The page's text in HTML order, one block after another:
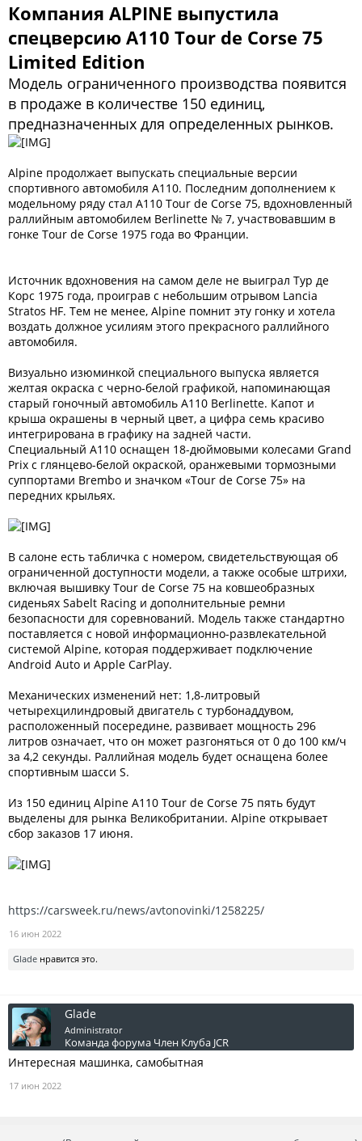
Компания ALPINE выпустила
спецверсию A110 Tour de Corse 75
Limited Edition
Модель ограниченного производства появится
в продаже в количестве 150 единиц,
предназначенных для определенных рынков.
Alpine продолжает выпускать специальные версии
спортивного автомобиля A110. Последним дополнением к
модельному ряду стал A110 Tour de Corse 75, вдохновленный
раллийным автомобилем Berlinette № 7, участвовавшим в
гонке Tour de Corse 1975 года во Франции.
Источник вдохновения на самом деле не выиграл Тур де
Корс 1975 года, проиграв с небольшим отрывом Lancia
Stratos HF. Тем не менее, Alpine помнит эту гонку и хотела
воздать должное усилиям этого прекрасного раллийного
автомобиля.
Визуально изюминкой специального выпуска является
желтая окраска с черно-белой графикой, напоминающая
старый гоночный автомобиль A110 Berlinette. Капот и
крыша окрашены в черный цвет, а цифра семь красиво
интегрирована в графику на задней части.
Специальный A110 оснащен 18-дюймовыми колесами Grand
Prix с глянцево-белой окраской, оранжевыми тормозными
суппортами Brembo и значком «Tour de Corse 75» на
передних крыльях.
В салоне есть табличка с номером, свидетельствующая об
ограниченной доступности модели, а также особые штрихи,
включая вышивку Tour de Corse 75 на ковшеобразных
сиденьях Sabelt Racing и дополнительные ремни
безопасности для соревнований. Модель также стандартно
поставляется с новой информационно-развлекательной
системой Alpine, которая поддерживает подключение
Android Auto и Apple CarPlay.
Механических изменений нет: 1,8-литровый
четырехцилиндровый двигатель с турбонаддувом,
расположенный посередине, развивает мощность 296
литров означает, что он может разгоняться от 0 до 100 км/ч
за 4,2 секунды. Раллийная модель будет оснащена более
спортивным шасси S.
Из 150 единиц Alpine A110 Tour de Corse 75 пять будут
выделены для рынка Великобритании. Alpine открывает
сбор заказов 17 июня.
https://carsweek.ru/news/avtonovinki/1258225/
16 июн 2022
Glade нравится это.
Glade
Administrator
Команда форума Член Клуба JCR
Интересная машинка, самобытная
17 июн 2022